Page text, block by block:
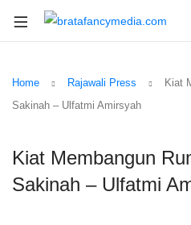
Home Rajawali Press
Kiat
Sakinah – Ulfatmi Amirsyah
Kiat Membangun
Sakinah – Ulfatmi